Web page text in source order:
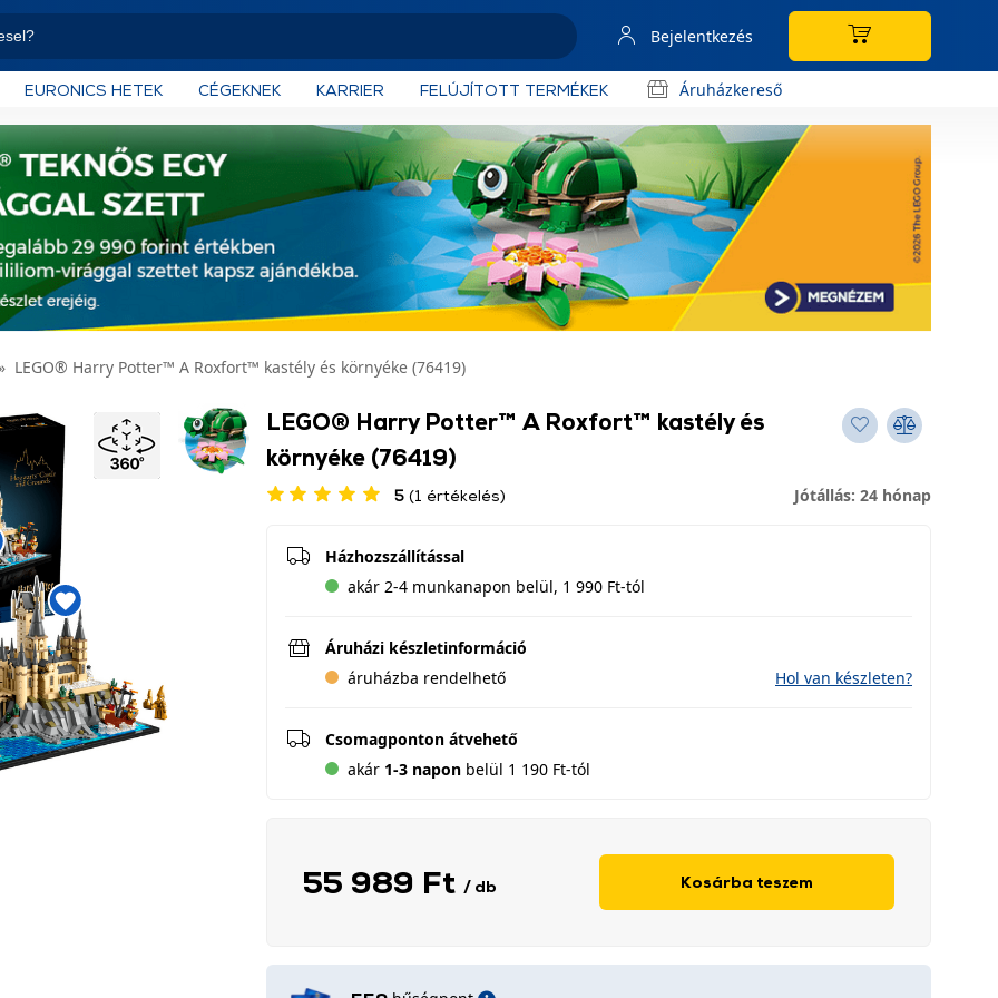
Bejelentkezés
EURONICS HETEK CÉGEKNEK KARRIER FELÚJÍTOTT TERMÉKEK Áruházkereső
LEGO® Harry Potter™ A Roxfort™ kastély és környéke (76419)
LEGO® Harry Potter™ A Roxfort™ kastély és
környéke (76419)
5 (1 értékelés) Jótállás: 24 hónap
Házhozszállítással
akár 2-4 munkanapon belül, 1 990 Ft-tól
Áruházi készletinformáció
áruházba rendelhető
Hol van készleten?
Csomagponton átvehető
akár 1-3 napon belül 1 190 Ft-tól
55 989 Ft / db Kosárba teszem